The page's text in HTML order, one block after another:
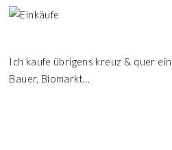
Ich kaufe übrigens kreuz & quer
Bauer, Biomarkt…